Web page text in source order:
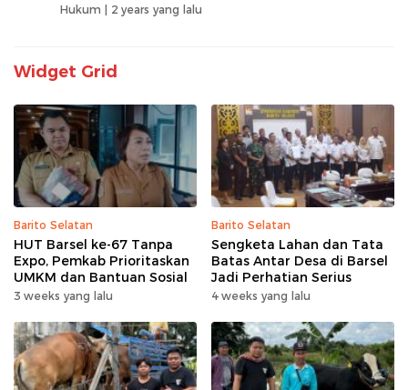
Hukum | 2 years yang lalu
Widget Grid
Barito Selatan
HUT Barsel ke-67 Tanpa
Expo, Pemkab Prioritaskan
UMKM dan Bantuan Sosial
3 weeks yang lalu
Barito Selatan
Sengketa Lahan dan Tata
Batas Antar Desa di Barsel
Jadi Perhatian Serius
4 weeks yang lalu